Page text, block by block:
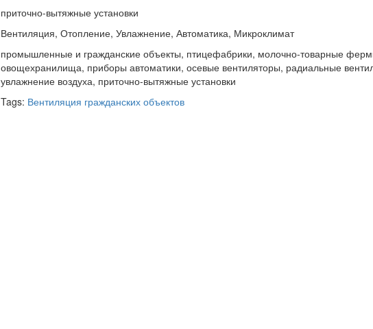
приточно-вытяжные установки
Вентиляция, Отопление, Увлажнение, Автоматика, Микроклимат
промышленные и гражданские объекты, птицефабрики, молочно-товарные
овощехранилища, приборы автоматики, осевые вентиляторы, радиальные
увлажнение воздуха, приточно-вытяжные установки
Tags: Вентиляция гражданских объектов